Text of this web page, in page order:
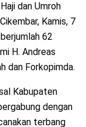
dan Umroh
Kamis, 7
62
H. Andreas
dan Forkopimda.
Kabupaten
dengan
terbang